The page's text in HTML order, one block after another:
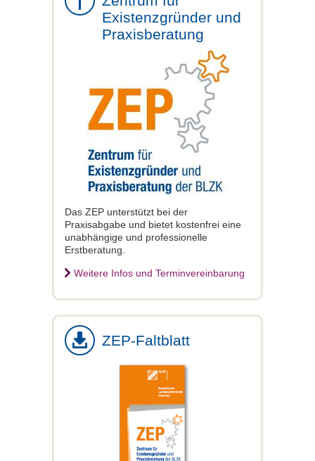
Existenzgründer und
Praxisberatung
Das ZEP unterstützt bei der
Praxisabgabe und bietet kostenfrei eine
unabhängige und professionelle
Erstberatung.
Weitere Infos und Terminvereinbarung
ZEP-Faltblatt